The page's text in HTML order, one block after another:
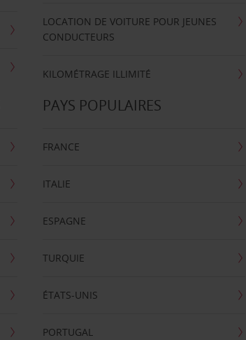
LOCATION DE VOITURE POUR JEUNES
CONDUCTEURS
KILOMÉTRAGE ILLIMITÉ
PAYS POPULAIRES
FRANCE
ITALIE
ESPAGNE
TURQUIE
ÉTATS-UNIS
PORTUGAL